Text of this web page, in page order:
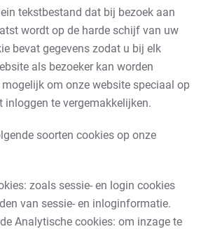
tekstbestand dat bij bezoek aan
wordt op de harde schijf van uw
bevat gegevens zodat u bij elk
als bezoeker kan worden
om onze website speciaal op
inloggen te vergemakkelijken.
soorten cookies op onze
zoals sessie- en login cookies
van sessie- en inloginformatie.
Analytische cookies: om inzage te